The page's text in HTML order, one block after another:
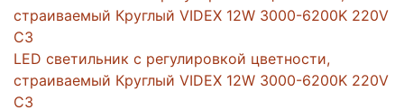
LED светильник с регулировкой цветности,
страиваемый Круглый VIDEX 12W 3000-6200K 220V
С3